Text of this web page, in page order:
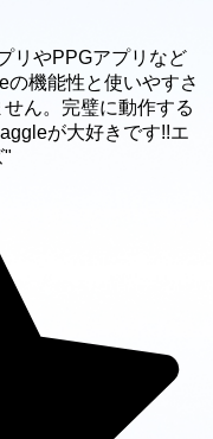
リやPPGアプリなど
の機能性と使いやすさ
ん。完璧に動作する
が大好きです!!エ
"